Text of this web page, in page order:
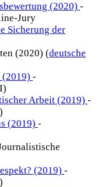
(2020) -
Jury
Sicherung der
(2020) (deutsche
(2019) -
Arbeit (2019) -
(2019) -
(2019) -